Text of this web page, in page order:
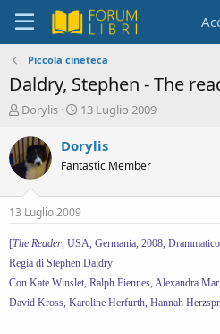
Piccola cineteca
Daldry, Stephen - The
C
e
a
t
e
D
s
c
u
Dorylis
D
t
a
d
i
i
i
o
13 Luglio 2009
Dorylis
Fantastic Member
13 Luglio 2009
[The Reader , USA, Germania, 2008,
Regia di Stephen Daldry
Con Kate Winslet, Ralph Fiennes, Alexandra
David Kross, Karoline Herfurth, Hannah